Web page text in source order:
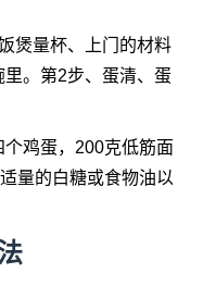
煲量杯、上门的材料
。第2步、蛋清、蛋
鸡蛋，200克低筋面
量的白糖或食物油以